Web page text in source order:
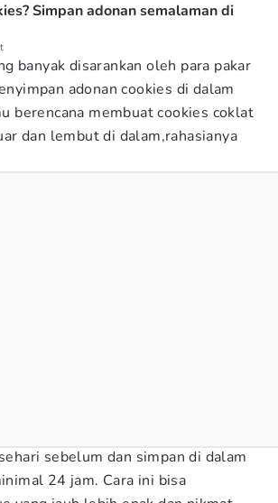
Simpan adonan semalaman di
banyak disarankan oleh para pakar
adonan cookies di dalam
berencana membuat cookies coklat
dan lembut di dalam,rahasianya
sebelum dan simpan di dalam
24 jam. Cara ini bisa